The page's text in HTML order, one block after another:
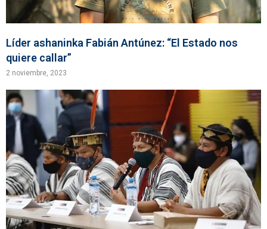
Líder ashaninka Fabián Antúnez: “El Estado nos
quiere callar”
2 noviembre, 2023